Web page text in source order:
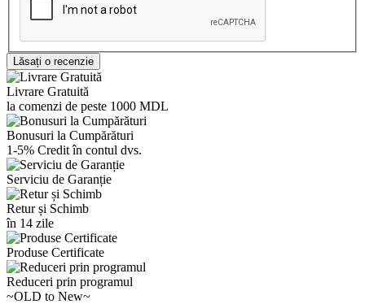
Lăsați o recenzie
Livrare Gratuită
la comenzi de peste 1000 MDL
Bonusuri la Cumpărături
1-5% Credit în contul dvs.
Serviciu de Garanție
Retur și Schimb
în 14 zile
Produse Certificate
Reduceri prin programul
~OLD to New~